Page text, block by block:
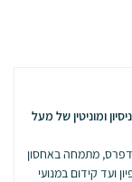
ומוניטין של מעל
מתמחה באחסון
קידום במנועי